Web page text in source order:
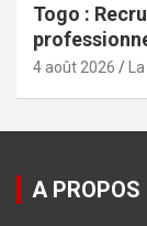
Togo :
4 août 2026
A PROPOS